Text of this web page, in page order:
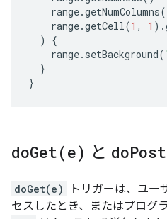
range.getNumColumns
range.getCell(1 , 1 ).
)
{
range. setBackground(
}
}
doGet(e) と
doGet(e) トリガーは、ユー
セスしたとき、またはプログ